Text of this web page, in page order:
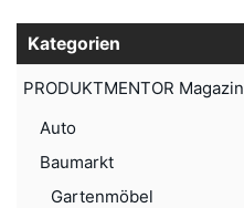
Kategorien
PRODUKTMENTOR Magazin
Auto
Baumarkt
Gartenmöbel